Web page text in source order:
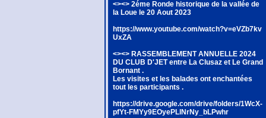
<><> 2éme Ronde historique de la vallée de
la Loue le 20 Aout 2023
https://www.youtube.com/watch?v=eVZb7kv
UxZA
<><> RASSEMBLEMENT ANNUELLE 2024
DU CLUB D'JET entre La Clusaz et Le Grand
Bornant .
Les visites et les balades ont enchantées
tout les participants .
https://drive.google.com/drive/folders/1WcX-
pfYt-FMYy9EOyePLlNrNy_bLPwhr